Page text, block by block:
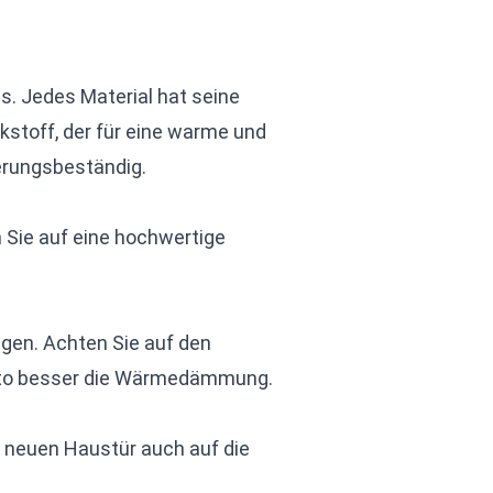
Jedes Material hat seine
der für eine warme und
auf eine hochwertige
Achten Sie auf den
besser die Wärmedämmung.
Haustür auch auf die